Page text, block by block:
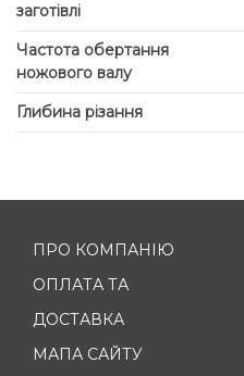
заготівлі
Частота обертання
ножового валу
Глибина різання
ПРО КОМПАНІЮ
ОПЛАТА ТА
ДОСТАВКА
МАПА САЙТУ